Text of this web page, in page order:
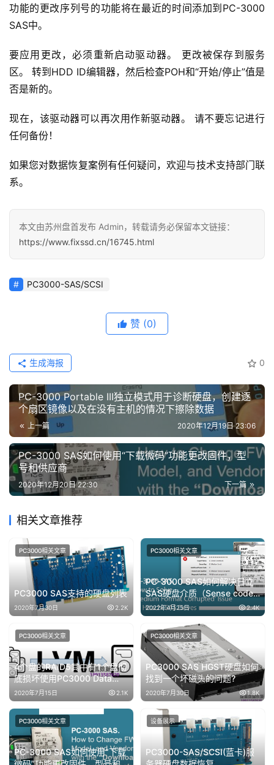
功能的更改序列号的功能将在最近的时间添加到PC-3000
SAS中。
要应用更改，必须重新启动驱动器。 更改被保存到服务
区。 转到HDD ID编辑器，然后检查POH和“开始/停止”值是
否是新的。
现在，该驱动器可以再次用作新驱动器。 请不要忘记进行
任何备份！
如果您对数据恢复案例有任何疑问，欢迎与技术支持部门联
系。
本文由苏州盘首发布 Admin，转载请务必保留本文链接：
https://www.fixssd.cn/16745.html
PC3000-SAS/SCSI
赞 (0)
0
生成海报
PC-3000 Portable III独立模式用于诊断硬盘，创建逐
个扇区镜像以及在没有主机的情况下擦除数据
上一篇 2020年12月19日 23:06
PC-3000 SAS如何使用“下载微码”功能更改固件，型
号和供应商
下一篇
2020年12月20日 22:30
相关文章推荐
PC3000 SAS支持的硬盘列表
2020年7月30日 2.2K
PC3000相关文章
PC-3000 SAS如何解决日立
SAS硬盘介质（Sense code
is 00[Medium Format
Corrupted]）格式损坏的问题
2022年4月25日 2.4K
PC3000相关文章
4个盘的RAID5其中有1个盘彻
底损坏使用PC3000 Data
Extractor RAID Edition版进行
恢复
2020年7月15日 2.1K
PC3000相关文章
PC3000 SAS HGST硬盘如何
找到一个坏磁头的问题?
2020年7月30日 1.8K
PC3000相关文章
PC-3000 SAS如何使用“下载
PC3000相关文章
PC3000-SAS/SCSI(蓝卡)服
设备展示